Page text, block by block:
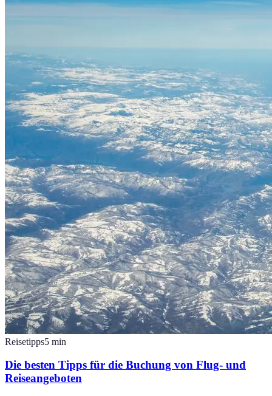
Reisetipps5 min
Die besten Tipps für die Buchung von Flug- und
Reiseangeboten